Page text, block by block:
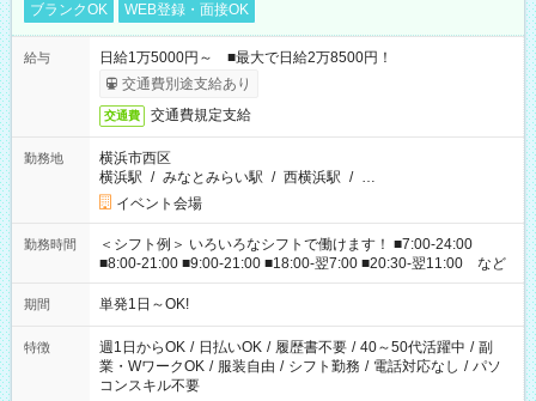
ブランクOK
WEB登録・面接OK
給与
日給1万5000円～ ■最大で日給2万8500円！
交通費別途支給あり
交通費 交通費規定支給
勤務地
横浜市西区
横浜駅 / みなとみらい駅 / 西横浜駅 / …
イベント会場
勤務時間
＜シフト例＞ いろいろなシフトで働けます！ ■7:00-24:00
■8:00-21:00 ■9:00-21:00 ■18:00-翌7:00 ■20:30-翌11:00 など
期間 単発1日～OK!
特徴 週1日からOK / 日払いOK / 履歴書不要 / 40～50代活躍中 / 副
業・WワークOK / 服装自由 / シフト勤務 / 電話対応なし / パソ
コンスキル不要